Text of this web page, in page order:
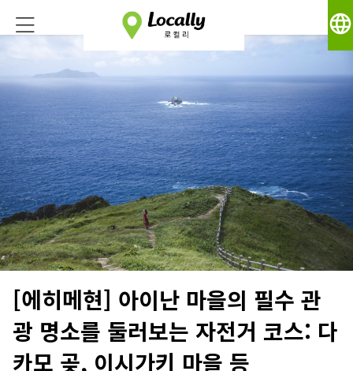
language
[에히메현] 아이난 마을의 필수 관
광 명소를 둘러보는 자전거 코스: 다
카모 곶, 이시가키 마을 등